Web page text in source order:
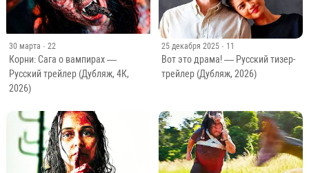
30 марта · 22
Корни: Сага о вампирах —
Русский трейлер (Дубляж, 4К,
2026)
25 декабря 2025 · 11
Вот это драма! — Русский тизер-
трейлер (Дубляж, 2026)